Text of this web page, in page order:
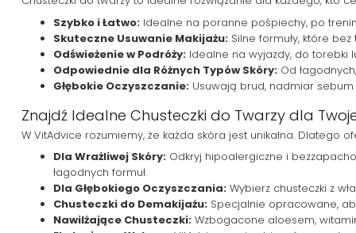
Szybko i Łatwo: Idealne na poranne pośpiechy, po
Skuteczne Usuwanie Makijażu: Silne formuły, które
Odświeżenie w Podróży: Idealne na wyjazdy, do torebki
Odpowiednie dla Różnych Typów Skóry: Od
Głębokie Oczyszczanie: Usuwają brud, nadmiar
Znajdź Idealne Chusteczki do Twarzy dla
W VitAdvice rozumiemy, że każda skóra jest unikalna. Dlatego
Dla Wrażliwej Skóry: Odkryj hipoalergiczne i
łagodnych formuł.
Dla Głębokiego Oczyszczania: Wybierz chusteczki z
Chusteczki do Demakijażu: Specjalnie opracowane,
Nawilżające Chusteczki: Wzbogacone aloesem,